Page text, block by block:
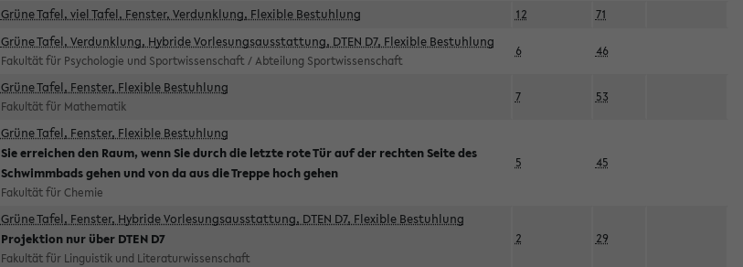
Grüne Tafel, viel Tafel, Fenster, Verdunklung, Flexible Bestuhlung 12 71
Grüne Tafel, Verdunklung, Hybride Vorlesungsausstattung, DTEN D7, Flexible Bestuhlung
Fakultät für Psychologie und Sportwissenschaft / Abteilung Sportwissenschaft
6 46
Grüne Tafel, Fenster, Flexible Bestuhlung
Fakultät für Mathematik
7 53
Grüne Tafel, Fenster, Flexible Bestuhlung
Sie erreichen den Raum, wenn Sie durch die letzte rote Tür auf der rechten Seite des
Schwimmbads gehen und von da aus die Treppe hoch gehen
Fakultät für Chemie
5 45
Grüne Tafel, Fenster, Hybride Vorlesungsausstattung, DTEN D7, Flexible Bestuhlung
Projektion nur über DTEN D7
Fakultät für Linguistik und Literaturwissenschaft
2 29